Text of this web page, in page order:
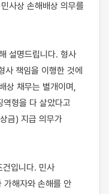
사상 손해배상 의무를
설명드립니다. 형사
책임을 이행한 것에
상 채무는 별개이며,
형을 다 살았다고
금) 지급 의무가
입니다. 민사
가해자와 손해를 안